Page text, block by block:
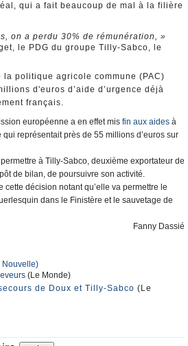
qui a fait beaucoup de mal à la filière
on a perdu 30% de rémunération, »
le PDG du groupe Tilly-Sabco, le
la politique agricole commune (PAC)
d'euros d’aide d’urgence déjà
français.
européenne a en effet mis fin aux aides à
qui représentait près de 55 millions d’euros sur
à Tilly-Sabco, deuxième exportateur de
de bilan, de poursuivre son activité.
cette décision notant qu’elle va permettre le
dans le Finistère et le sauvetage de
Fanny Dassié
Nouvelle)
(Le Monde)
de Doux et Tilly-Sabco (Le